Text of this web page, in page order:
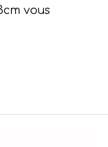
vous